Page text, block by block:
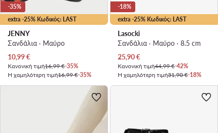
extra -25% Κωδικός: LAST
-35%
JENNY
Σανδάλια · Μαύρο
Τρέχουσα τιμή
10,99€
Κανονική τιμή16,99 €-35%
Η χαμηλότερη τιμή16,99 €-35%
extra -25% Κωδικός: LAST
-18%
Lasocki
Σανδάλια · Μαύρο · 8.5 cm
Τρέχουσα τιμή
25,90€
Κανονική τιμή44,99 €-42%
Η χαμηλότερη τιμή31,90 €-18%